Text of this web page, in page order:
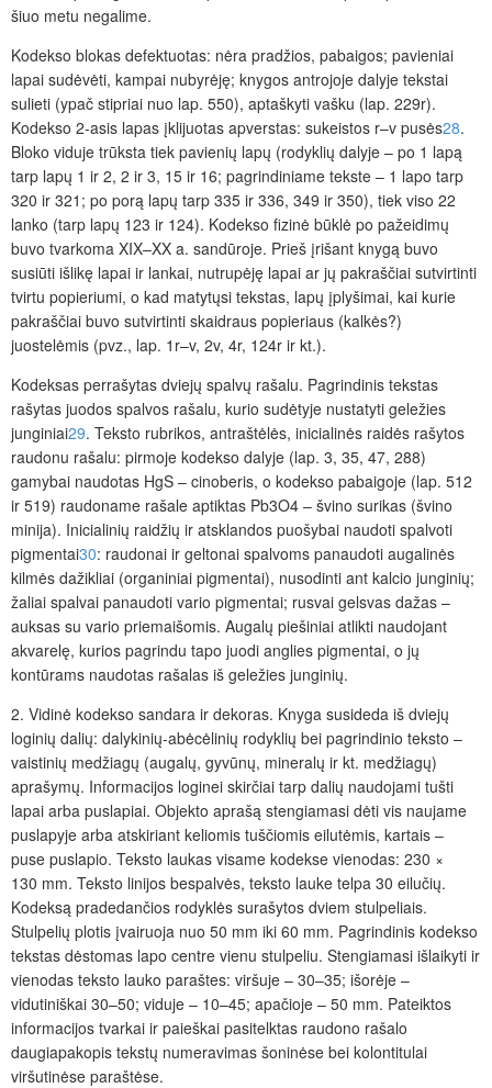
šiuo metu negalime.
Kodekso blokas defektuotas: nėra pradžios, pabaigos; pavieniai
lapai sudėvėti, kampai nubyrėję; knygos antrojoje dalyje tekstai
sulieti (ypač stipriai nuo lap. 550), aptaškyti vašku (lap. 229r).
Kodekso 2-asis lapas įklijuotas apverstas: sukeistos r–v pusės28.
Bloko viduje trūksta tiek pavienių lapų (rodyklių dalyje – po 1 lapą
tarp lapų 1 ir 2, 2 ir 3, 15 ir 16; pagrindiniame tekste – 1 lapo tarp
320 ir 321; po porą lapų tarp 335 ir 336, 349 ir 350), tiek viso 22
lanko (tarp lapų 123 ir 124). Kodekso fizinė būklė po pažeidimų
buvo tvarkoma XIX–XX a. sandūroje. Prieš įrišant knygą buvo
susiūti išlikę lapai ir lankai, nutrupėję lapai ar jų pakraščiai sutvirtinti
tvirtu popieriumi, o kad matytųsi tekstas, lapų įplyšimai, kai kurie
pakraščiai buvo sutvirtinti skaidraus popieriaus (kalkės?)
juostelėmis (pvz., lap. 1r–v, 2v, 4r, 124r ir kt.).
Kodeksas perrašytas dviejų spalvų rašalu. Pagrindinis tekstas
rašytas juodos spalvos rašalu, kurio sudėtyje nustatyti geležies
junginiai29. Teksto rubrikos, antraštėlės, inicialinės raidės rašytos
raudonu rašalu: pirmoje kodekso dalyje (lap. 3, 35, 47, 288)
gamybai naudotas HgS – cinoberis, o kodekso pabaigoje (lap. 512
ir 519) raudoname rašale aptiktas Pb3O4 – švino surikas (švino
minija). Inicialinių raidžių ir atsklandos puošybai naudoti spalvoti
pigmentai30: raudonai ir geltonai spalvoms panaudoti augalinės
kilmės dažikliai (organiniai pigmentai), nusodinti ant kalcio junginių;
žaliai spalvai panaudoti vario pig­mentai; rusvai gelsvas dažas –
auksas su vario priemaišomis. Augalų piešiniai atlikti naudojant
akvarelę, kurios pagrindu tapo juodi anglies pigmentai, o jų
kontūrams naudotas rašalas iš geležies junginių.
2. Vidinė kodekso sandara ir dekoras. Knyga susideda iš dviejų
loginių dalių: dalykinių-abėcėlinių rodyklių bei pagrindinio teksto –
vaistinių medžiagų (augalų, gyvūnų, mineralų ir kt. medžiagų)
aprašymų. Informacijos loginei skirčiai tarp dalių naudojami tušti
lapai arba puslapiai. Objekto aprašą stengiamasi dėti vis naujame
puslapyje arba atskiriant keliomis tuščiomis eilutėmis, kartais –
puse puslapio. Teksto laukas visame kodekse vienodas: 230 ×
130 mm. Teksto linijos bespalvės, teksto lauke telpa 30 eilučių.
Kodeksą pradedančios rodyklės surašytos dviem stulpeliais.
Stulpelių plotis įvairuoja nuo 50 mm iki 60 mm. Pagrindinis kodekso
tekstas dėstomas lapo centre vienu stulpeliu. Stengiamasi išlaikyti ir
vienodas teksto lauko paraštes: viršuje – 30–35; išorėje –
vidutiniškai 30–50; viduje – 10–45; apačioje – 50 mm. Pateiktos
informacijos tvarkai ir paieškai pasitelktas raudono rašalo
daugiapakopis tekstų numeravimas šoninėse bei kolontitulai
viršutinėse paraštėse.